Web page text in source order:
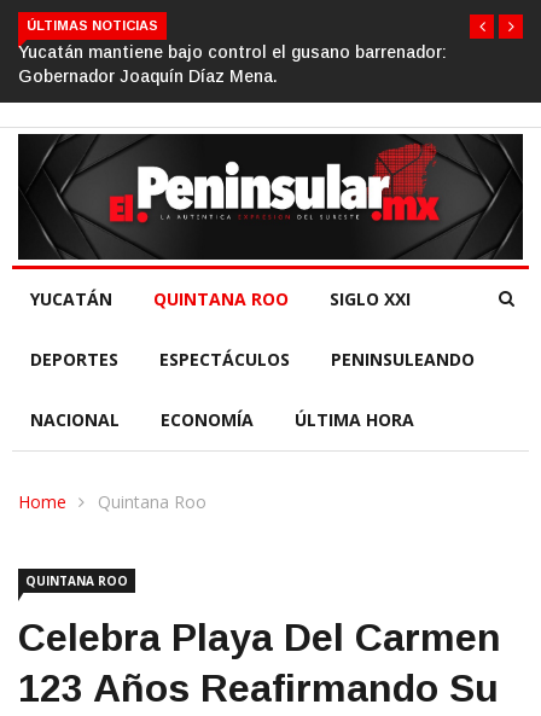
ÚLTIMAS NOTICIAS
Gino Segura impulsa el turismo comunitario desde el Senado
de la República.
YUCATÁN QUINTANA ROO SIGLO XXI
DEPORTES ESPECTÁCULOS PENINSULEANDO
NACIONAL ECONOMÍA ÚLTIMA HORA
Home Quintana Roo
QUINTANA ROO
Celebra Playa Del Carmen
123 Años Reafirmando Su